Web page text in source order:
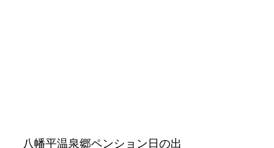
八幡平温泉郷ペンション日の出